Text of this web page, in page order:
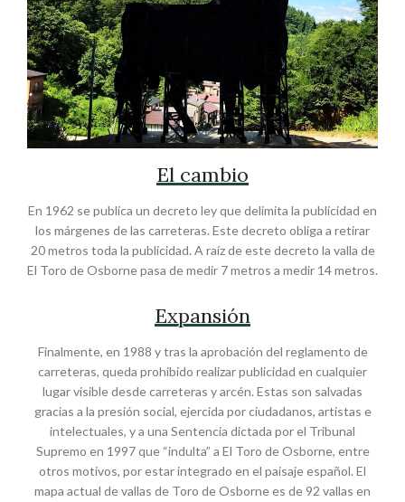
El cambio
En 1962 se publica un decreto ley que delimita la publicidad en
los márgenes de las carreteras. Este decreto obliga a retirar
20 metros toda la publicidad. A raíz de este decreto la valla de
El Toro de Osborne pasa de medir 7 metros a medir 14 metros.
Expansión
Finalmente, en 1988 y tras la aprobación del reglamento de
carreteras, queda prohibido realizar publicidad en cualquier
lugar visible desde carreteras y arcén. Estas son salvadas
gracias a la presión social, ejercida por ciudadanos, artistas e
intelectuales, y a una Sentencia dictada por el Tribunal
Supremo en 1997 que “indulta” a El Toro de Osborne, entre
otros motivos, por estar integrado en el paisaje español. El
mapa actual de vallas de Toro de Osborne es de 92 vallas en